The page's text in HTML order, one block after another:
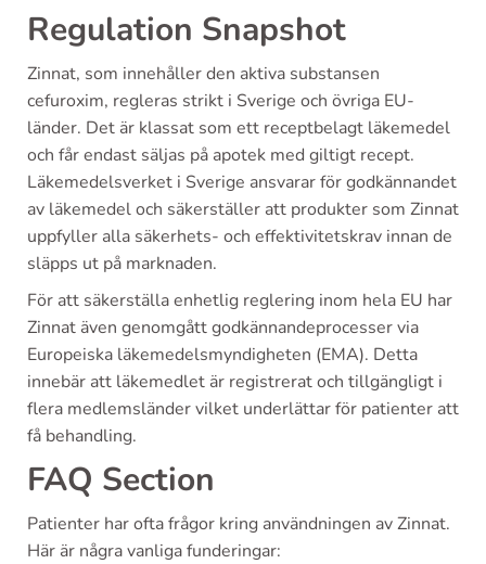
Regulation Snapshot
Zinnat, som innehåller den aktiva substansen
cefuroxim, regleras strikt i Sverige och övriga EU-
länder. Det är klassat som ett receptbelagt läkemedel
och får endast säljas på apotek med giltigt recept.
Läkemedelsverket i Sverige ansvarar för godkännandet
av läkemedel och säkerställer att produkter som Zinnat
uppfyller alla säkerhets- och effektivitetskrav innan de
släpps ut på marknaden.
För att säkerställa enhetlig reglering inom hela EU har
Zinnat även genomgått godkännandeprocesser via
Europeiska läkemedelsmyndigheten (EMA). Detta
innebär att läkemedlet är registrerat och tillgängligt i
flera medlemsländer vilket underlättar för patienter att
få behandling.
FAQ Section
Patienter har ofta frågor kring användningen av Zinnat.
Här är några vanliga funderingar: